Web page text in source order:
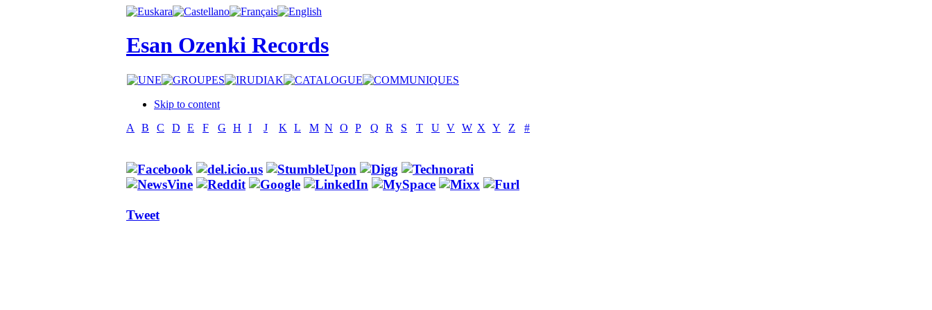
Esan Ozenki Records
Skip to content
A
B C D E F G H I J K L M N O P Q R S T U V W X Y Z #
Tweet